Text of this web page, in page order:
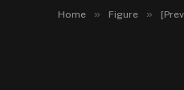
Home » Figure »